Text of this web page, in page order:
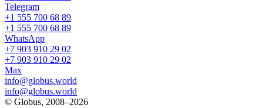
Telegram
+1 555 700 68 89
+1 555 700 68 89
WhatsApp
+7 903 910 29 02
+7 903 910 29 02
Max
info@globus.world
info@globus.world
© Globus, 2008–2026